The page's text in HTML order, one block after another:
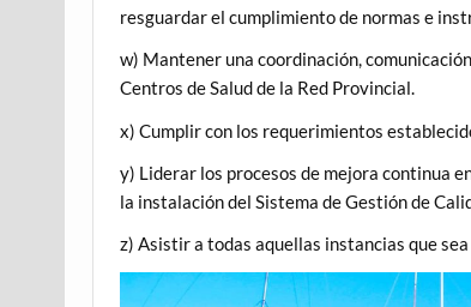
resguardar el cumplimiento de normas e
w) Mantener una coordinación,
Centros de Salud de la Red Provincial.
x) Cumplir con los requerimientos
y) Liderar los procesos de mejora continua
la instalación del Sistema de Gestión de
z) Asistir a todas aquellas instancias que